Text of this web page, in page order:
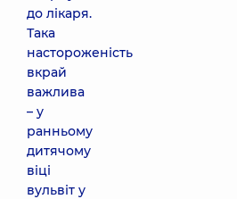
до лікаря.
Така
настороженість
вкрай
важлива
– у
ранньому
дитячому
віці
вульвіт у